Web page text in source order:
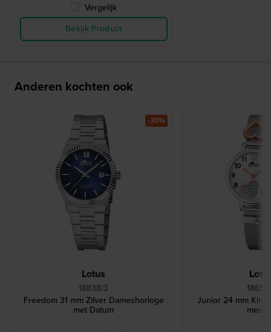
Vergelijk
Bekijk Product
Anderen kochten ook
Lotus
18838/3
Freedom 31 mm Zilver Dameshorloge
met Datum
-30%
Junior 24 mm